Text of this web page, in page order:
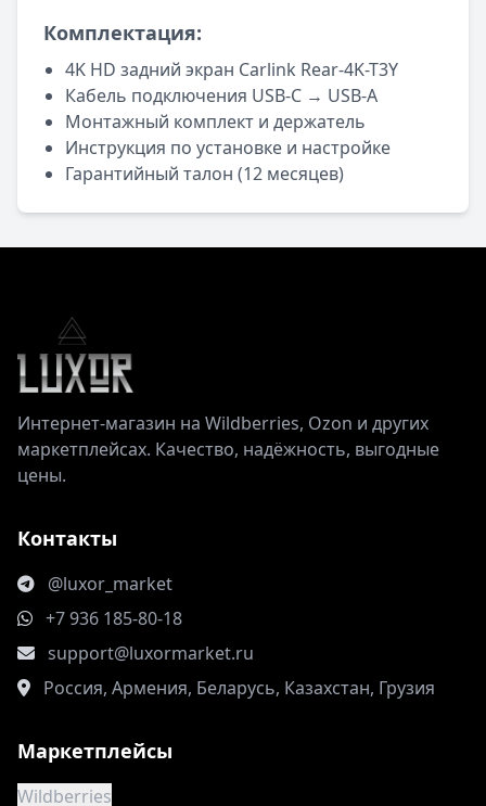
Комплектация:
4K HD задний экран Carlink Rear-4K-T3Y
Кабель подключения USB-C → USB-A
Монтажный комплект и держатель
Инструкция по установке и настройке
Гарантийный талон (12 месяцев)
Интернет‑магазин на Wildberries, Ozon и других
маркетплейсах. Качество, надёжность, выгодные
цены.
Контакты
@luxor_market
+7 936 185-80-18
support@luxormarket.ru
Россия, Армения, Беларусь, Казахстан, Грузия
Маркетплейсы
Wildberries